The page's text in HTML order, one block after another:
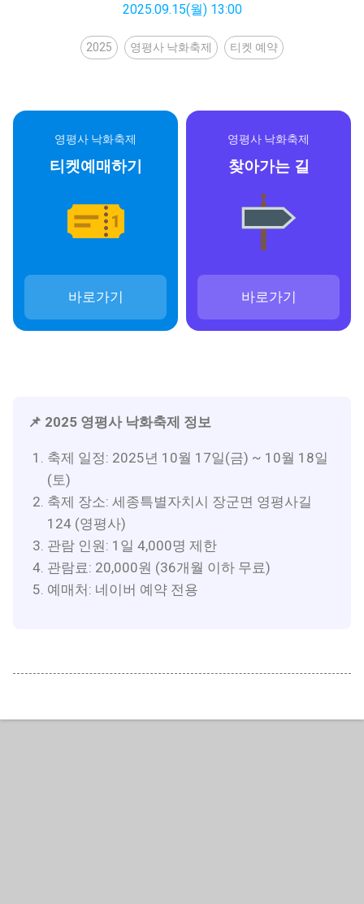
2025.09.15(월) 13:00
2025 영평사 낙화축제 티켓 예약
영평사 낙화축제
티켓예매하기
바로가기
영평사 낙화축제
찾아가는 길
바로가기
📌 2025 영평사 낙화축제 정보
축제 일정: 2025년 10월 17일(금) ~ 10월 18일
(토)
축제 장소: 세종특별자치시 장군면 영평사길
124 (영평사)
관람 인원: 1일 4,000명 제한
관람료: 20,000원 (36개월 이하 무료)
예매처: 네이버 예약 전용